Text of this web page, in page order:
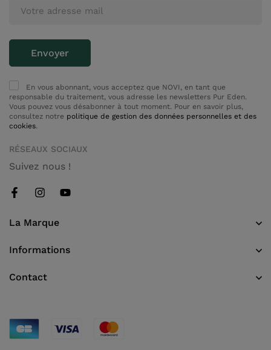
La Marque
Contact
Informations
En vous abonnant, vous acceptez que NOVI, en tant que
responsable du traitement, vous adresse les newsletters Pur Eden.
Vous pouvez vous désabonner à tout moment. Pour en savoir plus,
consultez notre politique de gestion des données personnelles et des
cookies.
RÉSEAUX SOCIAUX
Suivez nous !